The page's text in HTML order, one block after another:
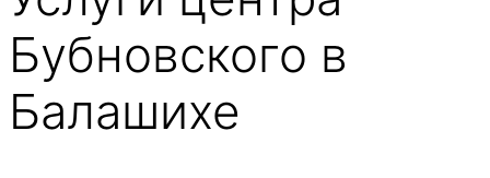
Бубновского в
Балашихе